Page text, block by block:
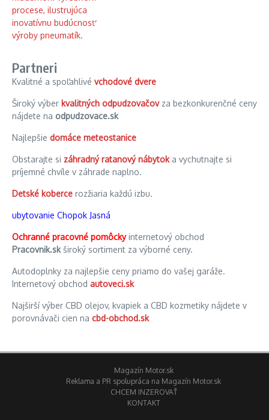
Partneri
Kvalitné a spoľahlivé vchodové dvere
Široký výber kvalitných odpudzovačovza bezkonkurenčné ceny
nájdete na odpudzovace.sk
Najlepšie domáce meteostanice
Obstarajte si záhradný ratanový nábytoka vychutnajte si
príjemné chvíle v záhrade naplno.
Detské koberce rozžiaria každú izbu.
ubytovanie Chopok Jasná
Ochranné pracovné pomôckyinternetový obchod
Pracovnik.skširoký sortiment za výborné ceny.
Autodoplnky za najlepšie ceny priamo do vašej garáže.
Internetový obchod autoveci.sk
Najširší výber CBD olejov, kvapiek a CBD kozmetiky nájdete v
porovnávači cien na cbd-obchod.sk
Magazín Motor.sk
Reklama a PR spolupráca na Magazín Motor.sk
CHCEM INZEROVAŤ
KONTAKT